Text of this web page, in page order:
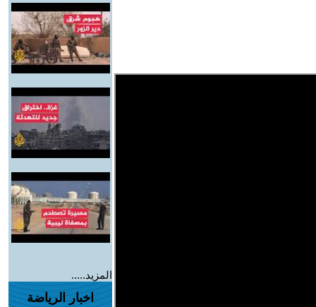
المزيد.....
اخبار الرياضة